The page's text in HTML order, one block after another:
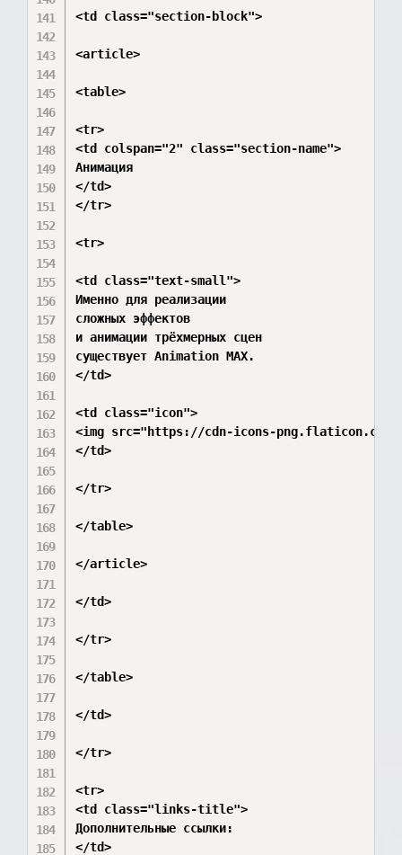
<td class="section-block">
<article>
<table>
<tr>
<td colspan="2" class="section-name">
Анимация
</td>
</tr>
<tr>
<td class="text-small">
Именно для реализации
сложных эффектов
и анимации трёхмерных сцен
существует Animation MAX.
</td>
<td class="icon">
<img src="https://cdn-icons-png.flaticon.com/
</td>
</tr>
</table>
</article>
</td>
</tr>
</table>
</td>
</tr>
<tr>
<td class="links-title">
Дополнительные ссылки:
</td>